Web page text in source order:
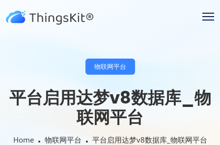
物联网平台
平台启用达梦v8数据库_物
联网平台
Home 物联网平台 平台启用达梦v8数据库_物联网平台